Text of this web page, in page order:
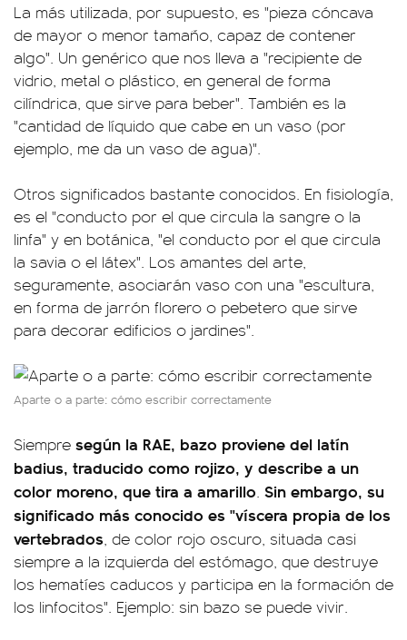
La más utilizada, por supuesto, es "pieza cóncava
de mayor o menor tamaño, capaz de contener
algo". Un genérico que nos lleva a "recipiente de
vidrio, metal o plástico, en general de forma
cilíndrica, que sirve para beber". También es la
"cantidad de líquido que cabe en un vaso (por
ejemplo, me da un vaso de agua)".
Otros significados bastante conocidos. En fisiología,
es el "conducto por el que circula la sangre o la
linfa" y en botánica, "el conducto por el que circula
la savia o el látex". Los amantes del arte,
seguramente, asociarán vaso con una "escultura,
en forma de jarrón florero o pebetero que sirve
para decorar edificios o jardines".
Aparte o a parte: cómo escribir correctamente
Siempre según la RAE, bazo proviene del latín
badius, traducido como rojizo, y describe a un
color moreno, que tira a amarillo. Sin embargo, su
significado más conocido es "víscera propia de los
vertebrados, de color rojo oscuro, situada casi
siempre a la izquierda del estómago, que destruye
los hematíes caducos y participa en la formación de
los linfocitos". Ejemplo: sin bazo se puede vivir.